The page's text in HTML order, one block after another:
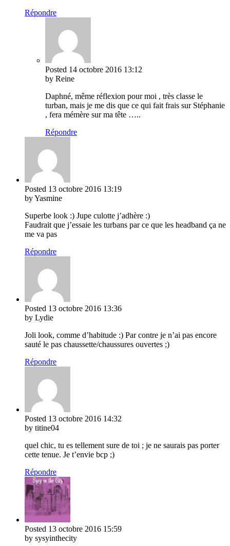
Répondre
Posted 14 octobre 2016 13:12
by Reine
Daphné, même réflexion pour moi , très classe le
turban, mais je me dis que ce qui fait frais sur Stéphanie
, fera mémère sur ma tête …..
Répondre
Posted 13 octobre 2016 13:19
by Yasmine
Superbe look :) Jupe culotte j’adhère :)
Faudrait que j’essaie les turbans par ce que les headband ça ne
me va pas
Répondre
Posted 13 octobre 2016 13:36
by Lydie
Joli look, comme d’habitude :) Par contre je n’ai pas encore
sauté le pas chaussette/chaussures ouvertes ;)
Répondre
Posted 13 octobre 2016 14:32
by titine04
quel chic, tu es tellement sure de toi ; je ne saurais pas porter
cette tenue. Je t’envie bcp ;)
Répondre
Posted 13 octobre 2016 15:59
by sysyinthecity